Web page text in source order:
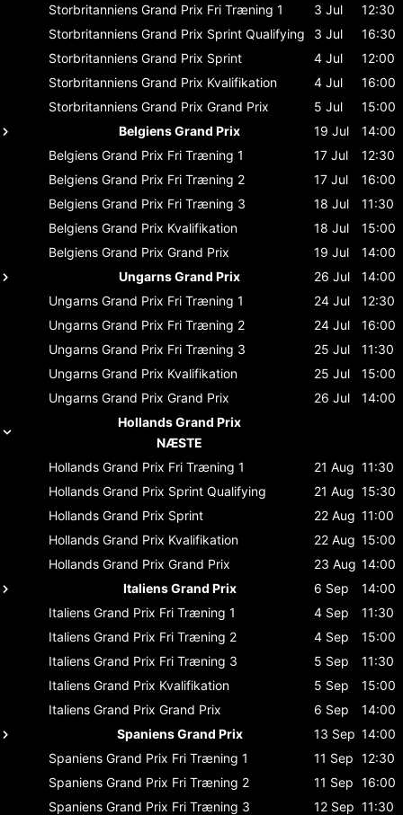
Storbritanniens Grand Prix Fri Træning 1 3 Jul
12:30
Storbritanniens Grand Prix Sprint Qualifying 3 Jul
16:30
Storbritanniens Grand Prix Sprint 4 Jul
12:00
Storbritanniens Grand Prix Kvalifikation 4 Jul
16:00
Storbritanniens Grand Prix Grand Prix 5 Jul
15:00
Belgiens Grand Prix
19 Jul
14:00
Belgiens Grand Prix Fri Træning 1 17 Jul
12:30
Belgiens Grand Prix Fri Træning 2 17 Jul
16:00
Belgiens Grand Prix Fri Træning 3 18 Jul
11:30
Belgiens Grand Prix Kvalifikation 18 Jul
15:00
Belgiens Grand Prix Grand Prix 19 Jul
14:00
Ungarns Grand Prix
26 Jul
14:00
Ungarns Grand Prix Fri Træning 1 24 Jul
12:30
Ungarns Grand Prix Fri Træning 2 24 Jul
16:00
Ungarns Grand Prix Fri Træning 3 25 Jul
11:30
Ungarns Grand Prix Kvalifikation 25 Jul
15:00
Ungarns Grand Prix Grand Prix 26 Jul
14:00
Hollands Grand Prix
NÆSTE
Hollands Grand Prix Fri Træning 1 21 Aug 11:30
Hollands Grand Prix Sprint Qualifying 21 Aug 15:30
Hollands Grand Prix Sprint 22 Aug 11:00
Hollands Grand Prix Kvalifikation 22 Aug 15:00
Hollands Grand Prix Grand Prix 23 Aug 14:00
Italiens Grand Prix
6 Sep
14:00
Italiens Grand Prix Fri Træning 1 4 Sep
11:30
Italiens Grand Prix Fri Træning 2 4 Sep
15:00
Italiens Grand Prix Fri Træning 3 5 Sep
11:30
Italiens Grand Prix Kvalifikation 5 Sep
15:00
Italiens Grand Prix Grand Prix 6 Sep
14:00
Spaniens Grand Prix
13 Sep 14:00
Spaniens Grand Prix Fri Træning 1 11 Sep 12:30
Spaniens Grand Prix Fri Træning 2 11 Sep 16:00
Spaniens Grand Prix Fri Træning 3 12 Sep 11:30